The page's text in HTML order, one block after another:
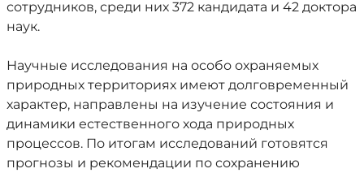
сотрудников, среди них 372 кандидата и 42 доктора
наук.
Научные исследования на особо охраняемых
природных территориях имеют долговременный
характер, направлены на изучение состояния и
динамики естественного хода природных
процессов. По итогам исследований готовятся
прогнозы и рекомендации по сохранению